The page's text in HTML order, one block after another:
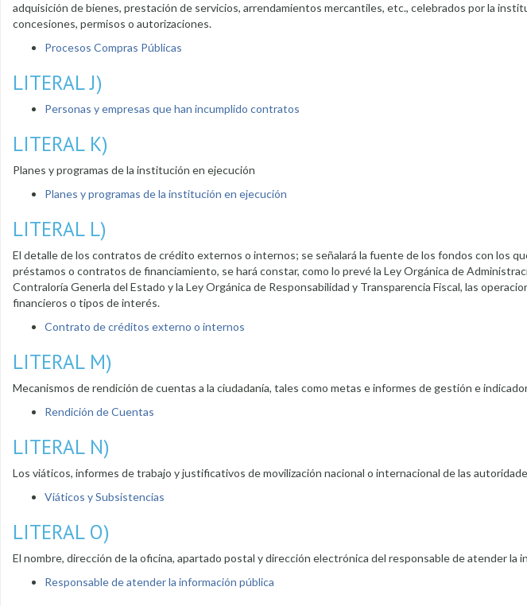
adquisición de bienes, prestación de servicios, arrendamientos mercantiles, etc., celebrados por la
concesiones, permisos o autorizaciones.
Procesos Compras Públicas
LITERAL J)
Personas y empresas que han incumplido contratos
LITERAL K)
Planes y programas de la institución en ejecución
Planes y programas de la institución en ejecución
LITERAL L)
El detalle de los contratos de crédito externos o internos; se señalará la fuente de los fondos con los
préstamos o contratos de financiamiento, se hará constar, como lo prevé la Ley Orgánica de
Contraloría Generla del Estado y la Ley Orgánica de Responsabilidad y Transparencia Fiscal, las
financieros o tipos de interés.
Contrato de créditos externo o internos
LITERAL M)
Mecanismos de rendición de cuentas a la ciudadanía, tales como metas e informes de gestión e
Rendición de Cuentas
LITERAL N)
Los viáticos, informes de trabajo y justificativos de movilización nacional o internacional de las
Viáticos y Subsistencias
LITERAL O)
El nombre, dirección de la oficina, apartado postal y dirección electrónica del responsable de atender la
Responsable de atender la información pública